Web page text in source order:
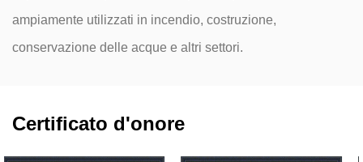
ampiamente utilizzati in incendio, costruzione,
conservazione delle acque e altri settori.
Certificato d'onore